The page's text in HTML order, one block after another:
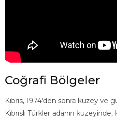
Coğrafi Bölgeler
Kıbrıs, 1974'den sonra kuzey ve
Kıbrıslı Türkler adanın kuzeyinde,